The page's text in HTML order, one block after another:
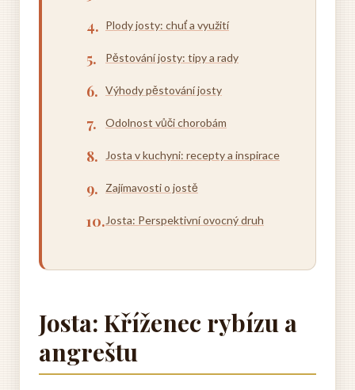
Plody josty: chuť a využití
Pěstování josty: tipy a rady
Výhody pěstování josty
Odolnost vůči chorobám
Josta v kuchyni: recepty a inspirace
Zajímavosti o jostě
Josta: Perspektivní ovocný druh
Josta: Kříženec rybízu a
angreštu